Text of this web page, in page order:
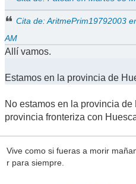
Cita de: AritmePrim19792003
AM
Allí vamos.
Estamos en la provincia de
No estamos en la provincia
provincia fronteriza con
Vive como si fueras a morir
r para siempre.